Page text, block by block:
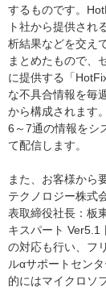
するものです。
ト社から提供され
析結果などを交え
まとめたもので、
に提供する「
な不具合情報を毎
から構成されます
6～7通の情報をシ
て配信します。
また、お客様から
テクノロジー株式
表取締役社長：板
キスパート Ver5.1
の対応も行い、フ
ルαサポートセン
的にはマイクロソ